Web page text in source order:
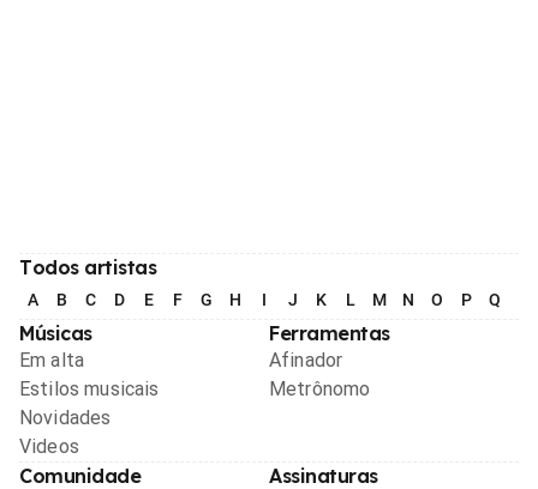
Todos artistas
A B C D E F G H I J K L M N O P Q
Músicas
Em alta
Estilos musicais
Novidades
Videos
Ferramentas
Afinador
Metrônomo
Comunidade Assinaturas